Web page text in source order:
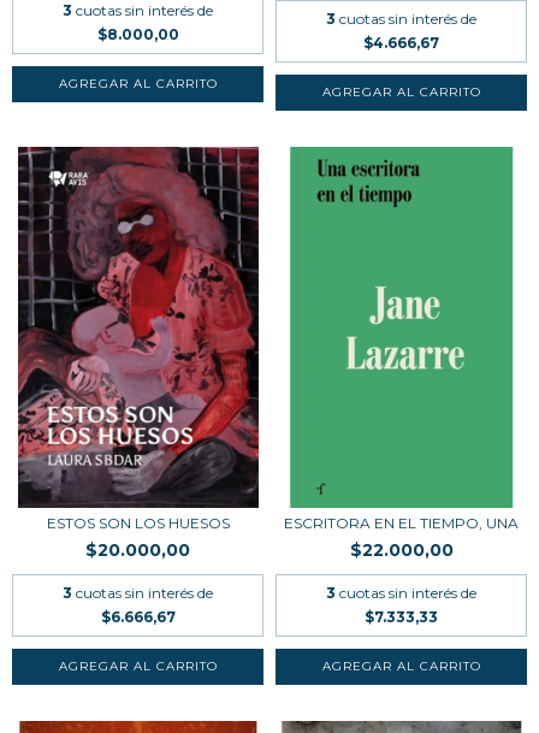
3 cuotas sin interés de
$8.000,00
3 cuotas sin interés de
$4.666,67
ESTOS SON LOS HUESOS
$20.000,00
3 cuotas sin interés de
$6.666,67
ESCRITORA EN EL TIEMPO, UNA
$22.000,00
3 cuotas sin interés de
$7.333,33